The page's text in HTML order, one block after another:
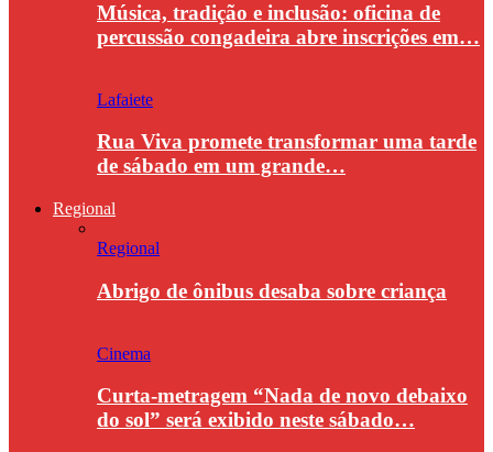
Música, tradição e inclusão: oficina de
percussão congadeira abre inscrições em…
Lafaiete
Rua Viva promete transformar uma tarde
de sábado em um grande…
Regional
Regional
Abrigo de ônibus desaba sobre criança
Cinema
Curta-metragem “Nada de novo debaixo
do sol” será exibido neste sábado…